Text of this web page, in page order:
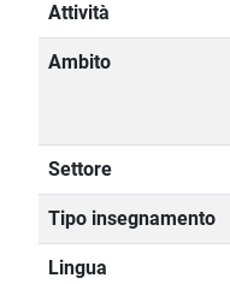
Attività
Ambito
Settore
Tipo insegnamento
Lingua